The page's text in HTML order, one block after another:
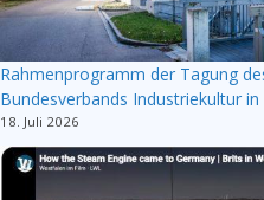
Rahmenprogramm der Tagung
Bundesverbands Industriekultur
18. Juli 2026